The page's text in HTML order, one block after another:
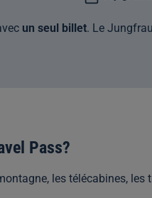
un seul billet. Le
Pass?
les télécabines,